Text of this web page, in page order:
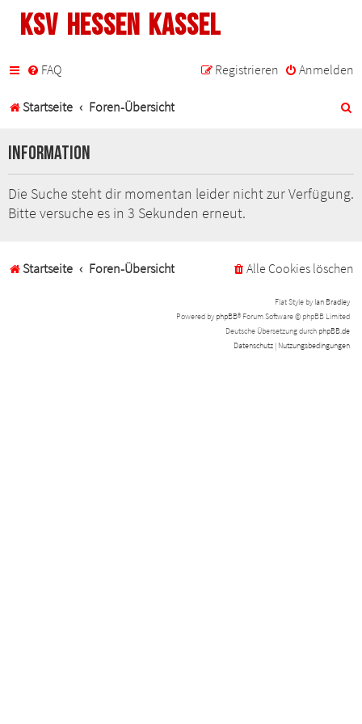
KSV Hessen Kassel
FAQ Anmelden
Registrieren
Startseite Foren-Übersicht
Information
Die Suche steht dir momentan leider nicht zur Verfügung.
Bitte versuche es in 3 Sekunden erneut.
Startseite Foren-Übersicht Alle Cookies löschen
Flat Style by Ian Bradley
Powered by phpBB® Forum Software © phpBB Limited
Deutsche Übersetzung durch phpBB.de
Datenschutz | Nutzungsbedingungen